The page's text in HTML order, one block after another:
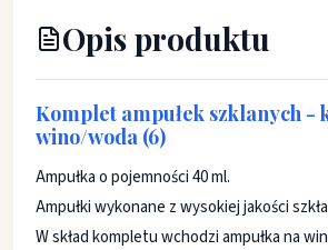
Opis produktu
Komplet ampułek szklanych -
wino/woda (6)
Ampułka o pojemności 40 ml.
Ampułki wykonane z wysokiej jakości
W skład kompletu wchodzi ampułka na